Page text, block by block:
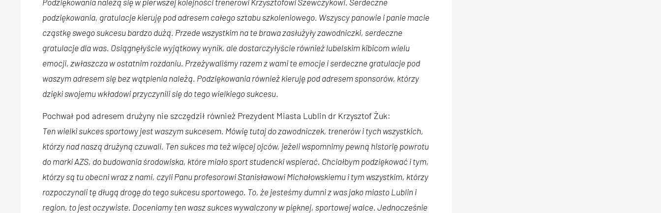
podziękowania, gratulacje kieruję pod adresem całego sztabu szkoleniowego. Wszyscy panowie i panie macie
cząstkę swego sukcesu bardzo dużą. Przede wszystkim na te brawa zasłużyły zawodniczki, serdeczne
gratulacje dla was. Osiągnęłyście wyjątkowy wynik, ale dostarczyłyście również lubelskim kibicom wielu
emocji, zwłaszcza w ostatnim rozdaniu. Przeżywaliśmy razem z wami te emocje i serdeczne gratulacje pod
waszym adresem się bez wątpienia należą. Podziękowania również kieruję pod adresem sponsorów, którzy
dzięki swojemu wkładowi przyczynili się do tego wielkiego sukcesu.
Pochwał pod adresem drużyny nie szczędził również Prezydent Miasta Lublin dr Krzysztof Żuk:
Ten wielki sukces sportowy jest waszym sukcesem. Mówię tutaj do zawodniczek, trenerów i tych wszystkich,
którzy nad naszą drużyną czuwali. Ten sukces ma też więcej ojców, jeżeli wspomnimy pewną historię powrotu
do marki AZS, do budowania środowiska, które miało sport studencki wspierać. Chciałbym podziękować i tym,
którzy są tu obecni wraz z nami, czyli Panu profesorowi Stanisławowi Michałowskiemu i tym wszystkim, którzy
rozpoczynali tę długą drogę do tego sukcesu sportowego. To, że jesteśmy dumni z was jako miasto Lublin i
region, to jest oczywiste. Doceniamy ten wasz sukces wywalczony w pięknej, sportowej walce. Jednocześnie